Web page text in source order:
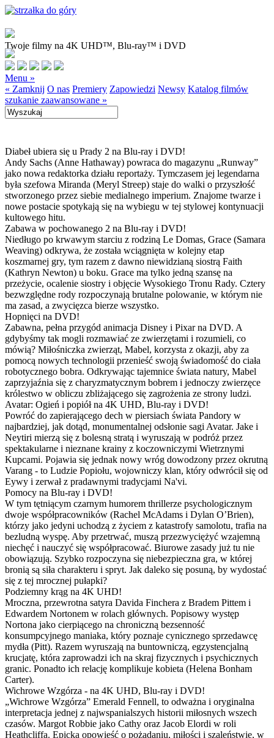
Twoje filmy na 4K UHD™, Blu-ray™ i DVD
Menu »
« Zamknij O nas Premiery Zapowiedzi Newsy Katalog filmów
szukanie zaawansowane »
Diabeł ubiera się u Prady 2 na Blu-ray i DVD!
Andy Sachs (Anne Hathaway) powraca do magazynu „Runway”
jako nowa redaktorka działu reportaży. Tymczasem jej legendarna
była szefowa Miranda (Meryl Streep) staje do walki o przyszłość
stworzonego przez siebie medialnego imperium. Znajome twarze i
nowe postacie spotykają się na wybiegu w tej stylowej kontynuacji
kultowego hitu.
Zabawa w pochowanego 2 na Blu-ray i DVD!
Niedługo po krwawym starciu z rodziną Le Domas, Grace (Samara
Weaving) odkrywa, że została wciągnięta w kolejny etap
koszmarnej gry, tym razem z dawno niewidzianą siostrą Faith
(Kathryn Newton) u boku. Grace ma tylko jedną szansę na
przeżycie, ocalenie siostry i objęcie Wysokiego Tronu Rady. Cztery
bezwzględne rody rozpoczynają brutalne polowanie, w którym nie
ma zasad, a zwycięzca bierze wszystko.
Hopnięci na DVD!
Zabawna, pełna przygód animacja Disney i Pixar na DVD. A
gdybyśmy tak mogli rozmawiać ze zwierzętami i rozumieli, co
mówią? Miłośniczka zwierząt, Mabel, korzysta z okazji, aby za
pomocą nowych technologii przenieść swoją świadomość do ciała
robotycznego bobra. Odkrywając tajemnice świata natury, Mabel
zaprzyjaźnia się z charyzmatycznym bobrem i jednoczy zwierzęce
królestwo w obliczu zbliżającego się zagrożenia ze strony ludzi.
Avatar: Ogień i popiół na 4K UHD, Blu-ray i DVD!
Powróć do zapierającego dech w piersiach świata Pandory w
najbardziej, jak dotąd, monumentalnej odsłonie sagi Avatar. Jake i
Neytiri mierzą się z bolesną stratą i wyruszają w podróż przez
spektakularne i nieznane krainy z koczowniczymi Wietrznymi
Kupcami. Pojawia się jednak nowy wróg dowodzony przez okrutną
Varang - to Ludzie Popiołu, wojowniczy klan, który odwrócił się od
Eywy i zerwał z pradawnymi tradycjami Na'vi.
Pomocy na Blu-ray i DVD!
W tym tętniącym czarnym humorem thrillerze psychologicznym
dwoje współpracowników (Rachel McAdams i Dylan O’Brien),
którzy jako jedyni uchodzą z życiem z katastrofy samolotu, trafia na
bezludną wyspę. Aby przetrwać, muszą przezwyciężyć wzajemną
niechęć i nauczyć się współpracować. Biurowe zasady już tu nie
obowiązują. Szybko rozpoczyna się niebezpieczna gra, w której
bronią są siła charakteru i spryt. Jak daleko się posuną, by wydostać
się z tej mrocznej pułapki?
Podziemny krąg na 4K UHD!
Mroczna, przewrotna satyra Davida Finchera z Bradem Pittem i
Edwardem Nortonem w rolach głównych. Popisowy występ
Nortona jako cierpiącego na chroniczną bezsenność
konsumpcyjnego maniaka, który poznaje cynicznego sprzedawcę
mydła (Pitt). Razem wyruszają na buntowniczą, egzystencjalną
krucjatę, która zaprowadzi ich na skraj fizycznych i psychicznych
granic. Ponadto ich relację komplikuje kobieta (Helena Bonham
Carter).
Wichrowe Wzgórza - na 4K UHD, Blu-ray i DVD!
„Wichrowe Wzgórza” Emerald Fennell, to odważna i oryginalna
interpretacja jednej z najwspanialszych historii miłosnych wszech
czasów. Margot Robbie jako Cathy oraz Jacob Elordi w roli
Heathcliffa. Epicka opowieść o pożądaniu, miłości i szaleństwie, w